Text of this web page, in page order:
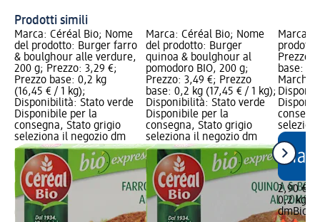
Prodotti simili
Marca: Céréal Bio; Nome
del prodotto: Burger farro
& boulghour alle verdure,
200 g; Prezzo: 3,29 €;
Prezzo base: 0,2 kg
(16,45 € / 1 kg);
Disponibilità: Stato verde
Disponibile per la
consegna, Stato grigio
seleziona il negozio dm
Marca: Céréal Bio; Nome
del prodotto: Burger
quinoa & boulghour al
pomodoro BIO, 200 g;
Prezzo: 3,49 €; Prezzo
base: 0,2 kg (17,45 € / 1 kg);
Disponibilità: Stato verde
Disponibile per la
consegna, Stato grigio
seleziona il negozio dm
Marca:
Prezzo:
base:
Marchio
2,90 €
0,2 kg
dmBio